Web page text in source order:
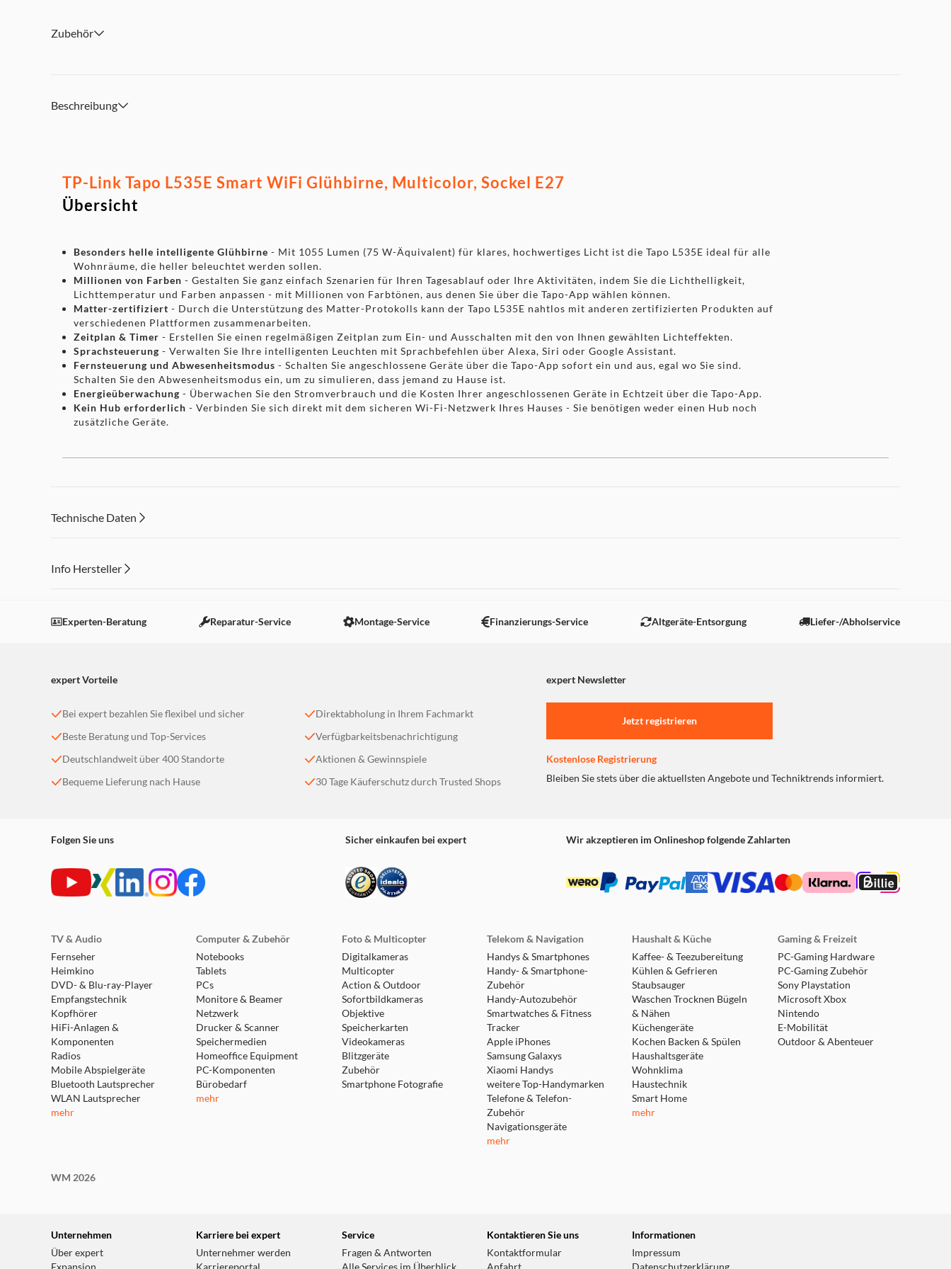
Zubehör
Beschreibung
TP-Link Tapo L535E Smart WiFi Glühbirne, Multicolor, Sockel E27
Übersicht
Besonders helle intelligente Glühbirne - Mit 1055 Lumen (75 W-Äquivalent) für klares, hochwertiges Licht ist die Tapo L535E ideal für alle
Wohnräume, die heller beleuchtet werden sollen.
Millionen von Farben - Gestalten Sie ganz einfach Szenarien für Ihren Tagesablauf oder Ihre Aktivitäten, indem Sie die Lichthelligkeit,
Lichttemperatur und Farben anpassen - mit Millionen von Farbtönen, aus denen Sie über die Tapo-App wählen können.
Matter-zertifiziert - Durch die Unterstützung des Matter-Protokolls kann der Tapo L535E nahtlos mit anderen zertifizierten Produkten auf
verschiedenen Plattformen zusammenarbeiten.
Zeitplan & Timer - Erstellen Sie einen regelmäßigen Zeitplan zum Ein- und Ausschalten mit den von Ihnen gewählten Lichteffekten.
Sprachsteuerung - Verwalten Sie Ihre intelligenten Leuchten mit Sprachbefehlen über Alexa, Siri oder Google Assistant.
Fernsteuerung und Abwesenheitsmodus - Schalten Sie angeschlossene Geräte über die Tapo-App sofort ein und aus, egal wo Sie sind.
Schalten Sie den Abwesenheitsmodus ein, um zu simulieren, dass jemand zu Hause ist.
Energieüberwachung - Überwachen Sie den Stromverbrauch und die Kosten Ihrer angeschlossenen Geräte in Echtzeit über die Tapo-App.
Kein Hub erforderlich - Verbinden Sie sich direkt mit dem sicheren Wi-Fi-Netzwerk Ihres Hauses - Sie benötigen weder einen Hub noch
zusätzliche Geräte.
Matter ist ein branchenübergreifender Konnektivitätsstandard, der eine nahtlose Kommunikation zwischen IoT-Geräten auf verschiedenen
Rundum-Kompatibilität
Integrieren Sie Ihr Tapo Matter-Gerät nahtlos in Ihr gewähltes Smart-Home-Ökosystem, ohne auf eine bestimmte Plattform beschränkt zu
sein.*
Multi-Admin
Zuverlässig & Sicher
Durch die Verwendung bewährter Verschlüsselungsalgorithmen kommunizieren Tapo Matter-Geräte mit anderen zertifizierten Geräten im
lokalen Netzwerk (LAN), was zu geringerer Latenz und erhöhter Sicherheit führt.
Verwalten Sie Ihr Leben Einfach
Zeitplan & Timer
Erstellen Sie regelmäßige Zeitpläne und Countdown-Timer, um Lichter bei Ihrer eingestellten Helligkeit ein- oder auszuschalten.
Sonnenaufgangs- und Sonnenuntergangsmodi ermöglichen es den Lichtern, sich automatisch nach Ihrer Zeitzone zu aktivieren.
Automatisches Weiß
Technische Daten
Info Hersteller
Einstellungen anpassen
Experten-Beratung Reparatur-Service Montage-Service Finanzierungs-Service Altgeräte-Entsorgung Liefer-/Abholservice
expert Vorteile expert Newsletter
Bei expert bezahlen Sie flexibel und sicher
Beste Beratung und Top-Services
Deutschlandweit über 400 Standorte
Bequeme Lieferung nach Hause
Direktabholung in Ihrem Fachmarkt
Verfügbarkeitsbenachrichtigung
Aktionen & Gewinnspiele
30 Tage Käuferschutz durch Trusted Shops
Jetzt registrieren
Kostenlose Registrierung
Bleiben Sie stets über die aktuellsten Angebote und Techniktrends informiert.
Folgen Sie uns Sicher einkaufen bei expert Wir akzeptieren im Onlineshop folgende Zahlarten
TV & Audio
Fernseher
Heimkino
DVD- & Blu-ray-Player
Empfangstechnik
Kopfhörer
HiFi-Anlagen &
Komponenten
Radios
Mobile Abspielgeräte
Bluetooth Lautsprecher
WLAN Lautsprecher
mehr
Computer & Zubehör
Notebooks
Tablets
PCs
Monitore & Beamer
Netzwerk
Drucker & Scanner
Speichermedien
Homeoffice Equipment
PC-Komponenten
Bürobedarf
mehr
Foto & Multicopter
Digitalkameras
Multicopter
Action & Outdoor
Sofortbildkameras
Objektive
Speicherkarten
Videokameras
Blitzgeräte
Zubehör
Smartphone Fotografie
Telekom & Navigation
Handys & Smartphones
Handy- & Smartphone-
Zubehör
Handy-Autozubehör
Smartwatches & Fitness
Tracker
Apple iPhones
Samsung Galaxys
Xiaomi Handys
weitere Top-Handymarken
Telefone & Telefon-
Zubehör
Navigationsgeräte
mehr
Haushalt & Küche
Kaffee- & Teezubereitung
Kühlen & Gefrieren
Staubsauger
Waschen Trocknen Bügeln
& Nähen
Küchengeräte
Kochen Backen & Spülen
Haushaltsgeräte
Wohnklima
Haustechnik
Smart Home
mehr
Gaming & Freizeit
PC-Gaming Hardware
PC-Gaming Zubehör
Sony Playstation
Microsoft Xbox
Nintendo
E-Mobilität
Outdoor & Abenteuer
WM 2026
Unternehmen
Über expert
Karriere bei expert
Unternehmer werden
Service
Fragen & Antworten
Kontaktieren Sie uns
Kontaktformular
Informationen
Impressum